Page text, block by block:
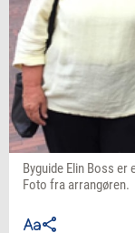
Byguide Elin Boss
Foto fra arrangøren.